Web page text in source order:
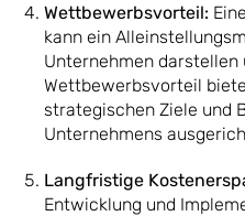
Wettbewerbsvorteil:
kann ein
Unternehmen darstellen
Wettbewerbsvorteil
strategischen Ziele und
Unternehmens
Langfristige
Entwicklung und